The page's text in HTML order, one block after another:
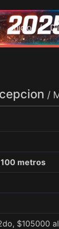
Inicio /
/
metros
$105000